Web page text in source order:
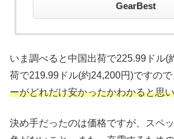
GearBest
いま調べると中国出荷で225.99ドル(
荷で219.99ドル(約24,200円)ですので
ーがどれだけ安かったかわかると思
決め手だったのは価格ですが、スペ